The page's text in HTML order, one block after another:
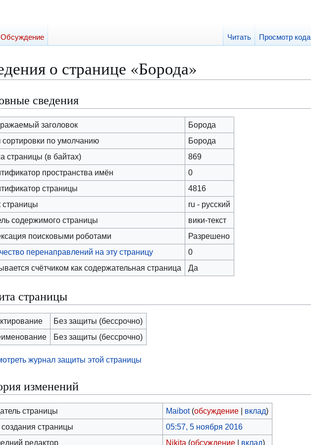
о странице «Борода»
сведения
заголовок
Борода
сортировки по умолчанию
Борода
страницы (в байтах)
869
пространства имён
0
страницы
4816
страницы
ru - русский
содержимого страницы
вики-текст
поисковыми роботами
Разрешено
перенаправлений на эту страницу
0
счётчиком как содержательная страница
Да
страницы
Без защиты (бессрочно)
Без защиты (бессрочно)
журнал защиты этой страницы
изменений
страницы Maibot (обсуждение | вклад)
страницы
05:57, 5 ноября 2016
редактор
Nikita (обсуждение | вклад)
Обсуждение Читать Просмотр кода